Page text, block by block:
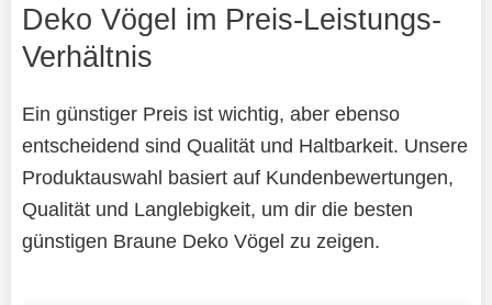
Deko Vögel im Preis-Leistungs-
Verhältnis
Ein günstiger Preis ist wichtig, aber ebenso
entscheidend sind Qualität und Haltbarkeit. Unsere
Produktauswahl basiert auf Kundenbewertungen,
Qualität und Langlebigkeit, um dir die besten
günstigen Braune Deko Vögel zu zeigen.